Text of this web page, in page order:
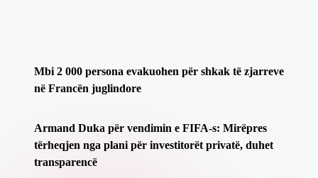
Mbi 2 000 persona evakuohen për shkak të zjarreve
në Francën juglindore
Armand Duka për vendimin e FIFA-s: Mirëpres
tërheqjen nga plani për investitorët privatë, duhet
transparencë